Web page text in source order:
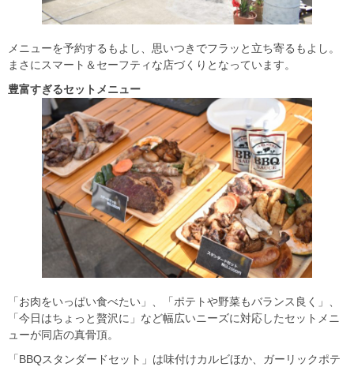
メニューを予約するもよし、思いつきでフラッと立ち寄るもよし。
まさにスマート＆セーフティな店づくりとなっています。
豊富すぎるセットメニュー
「お肉をいっぱい食べたい」、「ポテトや野菜もバランス良く」、
「今日はちょっと贅沢に」など幅広いニーズに対応したセットメニ
ューが同店の真骨頂。
「BBQスタンダードセット」は味付けカルビほか、ガーリックポテ